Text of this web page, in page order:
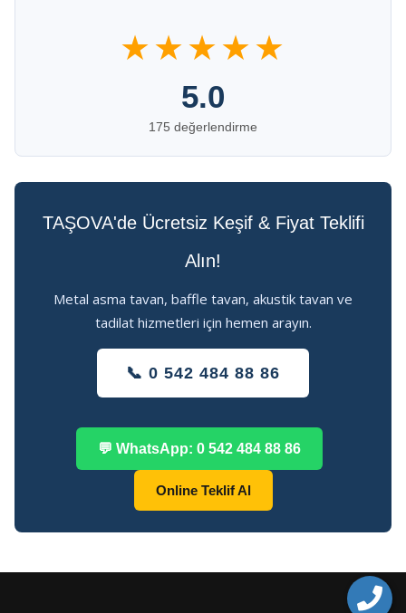
★★★★★
5.0
175 değerlendirme
TAŞOVA'de Ücretsiz Keşif & Fiyat Teklifi
Alın!
Metal asma tavan, baffle tavan, akustik tavan ve
tadilat hizmetleri için hemen arayın.
📞 0 542 484 88 86
💬 WhatsApp: 0 542 484 88 86
Online Teklif Al